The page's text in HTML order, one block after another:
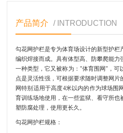
产品简介 / INTRODUCTION
勾花网护栏是专为体育场设计的新型护栏
编织焊接而成。具有体型高、防攀爬能力
一种类型，它又被称为："体育围网"，可
点是灵活性强，可根据要求随时调整网片
网特别适用于高度4米以内的作为球场围
育训练场地使用，在一些监狱、看守所也
塑防腐处理，使用更长久。
勾花网护栏规格：